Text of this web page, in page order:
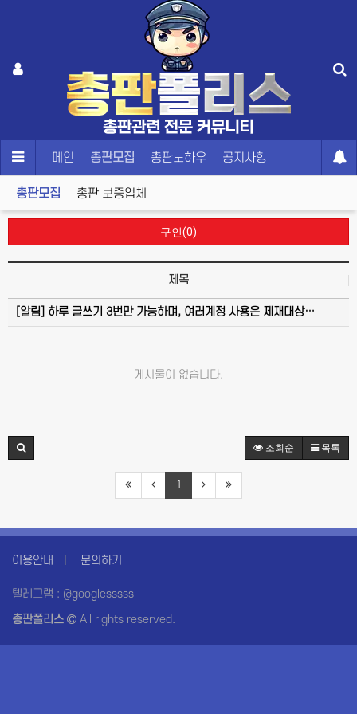
메인 총판모집 총판노하우 공지사항
총판모집 총판 보증업체
구인(0)
제목
[알림] 하루 글쓰기 3번만 가능하며, 여러계정 사용은 제재대상…
게시물이 없습니다.
조회순 목록
1
이용안내 문의하기
텔레그램 : @googlesssss
총판폴리스
All rights reserved.